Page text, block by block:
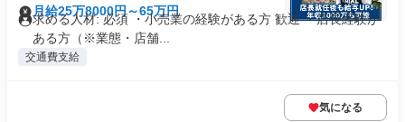
月給25万8000円～65万円
求める人材: 必須 ・小売業の経験がある方 歓迎 ・店長経験が
ある方（※業態・店舗...
交通費支給
気になる